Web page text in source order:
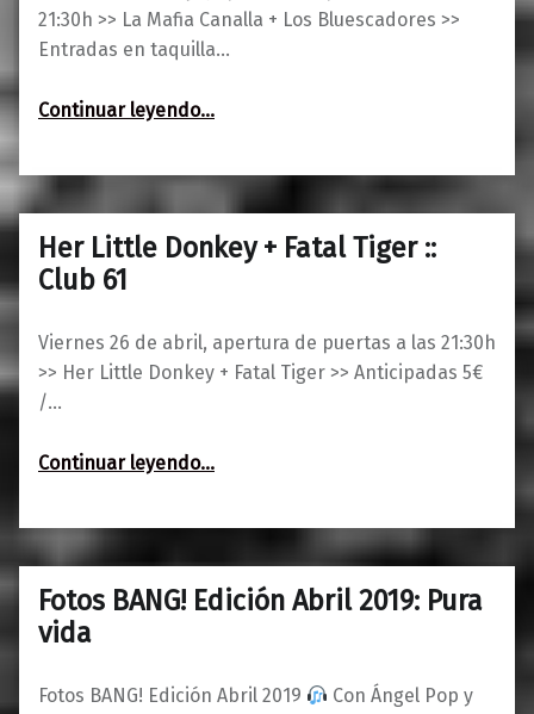
21:30h >> La Mafia Canalla + Los Bluescadores >>
Entradas en taquilla…
Continuar leyendo“La Mafia Canalla + Los Bluescadores :: Tinglao XXI”
…
Her Little Donkey + Fatal Tiger ::
Club 61
Viernes 26 de abril, apertura de puertas a las 21:30h
>> Her Little Donkey + Fatal Tiger >> Anticipadas 5€
/…
Continuar leyendo“Her Little Donkey + Fatal Tiger :: Club 61”
…
21/04/2019
0
Maravillas
Fotos BANG! Edición Abril 2019: Pura
vida
Fotos BANG! Edición Abril 2019
Con Ángel Pop y
10/04/20190
Maravillas